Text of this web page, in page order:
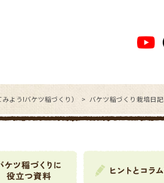
よう!バケツ稲づくり） バケツ稲づくり栽培日記